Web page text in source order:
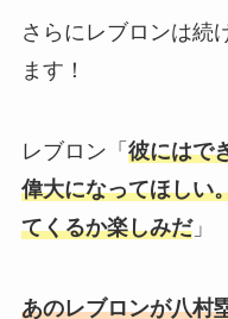
さらにレブロンは続
ます！
レブロン 「 彼にはで
偉大になってほしい
てくるか楽しみだ」
あのレブロンが八村